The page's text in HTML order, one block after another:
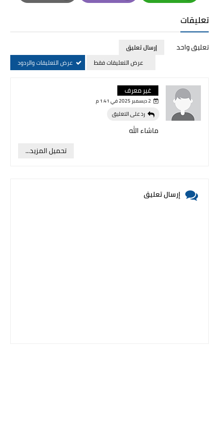
Whatsapp
Email
Print
تعليقات
تعليق واحد
إرسال تعليق
عرض التعليقات فقط
عرض التعليقات والردود
غير معرف
2 ديسمبر 2025 في 1:41 م
ماشاء الله
رد على التعليق
تحميل المزيد...
إرسال تعليق